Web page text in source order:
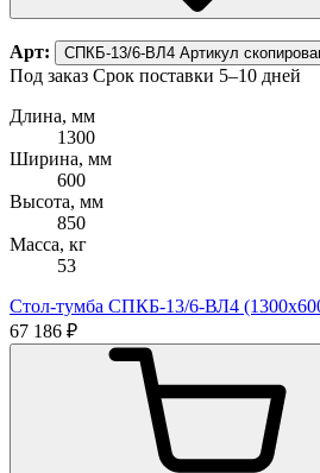
Арт: СПКБ-13/6-ВЛ4 Артикул
Под заказ Срок поставки 5–10 дней
Длина, мм
1300
Ширина, мм
600
Высота, мм
850
Масса, кг
53
Стол-тумба СПКБ-13/6-ВЛ4
67 186 ₽